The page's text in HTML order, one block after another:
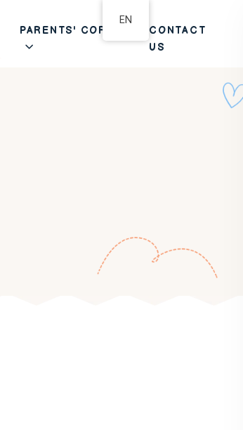
PARENTS' CORNER
CONTACT
US
EN